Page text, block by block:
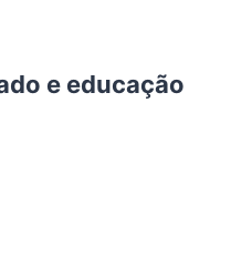
e educação